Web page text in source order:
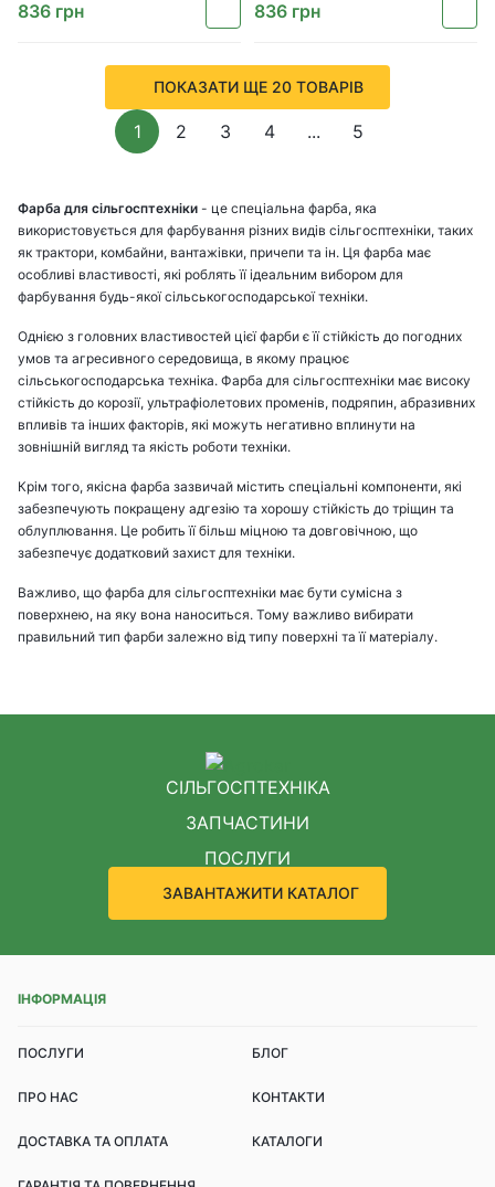
836 грн 836 грн
ПОКАЗАТИ ЩЕ 20 ТОВАРІВ
1 2 3 4 ... 5
Фарба для сільгосптехніки - це спеціальна фарба, яка
використовується для фарбування різних видів сільгосптехніки, таких
як трактори, комбайни, вантажівки, причепи та ін. Ця фарба має
особливі властивості, які роблять її ідеальним вибором для
фарбування будь-якої сільськогосподарської техніки.
Однією з головних властивостей цієї фарби є її стійкість до погодних
умов та агресивного середовища, в якому працює
сільськогосподарська техніка. Фарба для сільгосптехніки має високу
стійкість до корозії, ультрафіолетових променів, подряпин, абразивних
впливів та інших факторів, які можуть негативно вплинути на
зовнішній вигляд та якість роботи техніки.
Крім того, якісна фарба зазвичай містить спеціальні компоненти, які
забезпечують покращену адгезію та хорошу стійкість до тріщин та
облуплювання. Це робить її більш міцною та довговічною, що
забезпечує додатковий захист для техніки.
Важливо, що фарба для сільгосптехніки має бути сумісна з
поверхнею, на яку вона наноситься. Тому важливо вибирати
правильний тип фарби залежно від типу поверхні та її матеріалу.
СІЛЬГОСПТЕХНІКА
ЗАПЧАСТИНИ
ПОСЛУГИ
ЗАВАНТАЖИТИ КАТАЛОГ
ІНФОРМАЦІЯ
ПОСЛУГИ БЛОГ
ПРО НАС КОНТАКТИ
ДОСТАВКА ТА ОПЛАТА КАТАЛОГИ